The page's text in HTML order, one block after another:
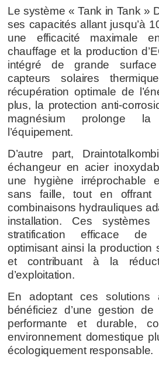
Le système « Tank in Tank »
ses capacités allant jusqu’à
une efficacité maximale
chauffage et la production
intégré de grande
capteurs solaires
récupération optimale de
plus, la protection anti-
magnésium prolonge
l’équipement.
D’autre part,
échangeur en acier
une hygiène irréprochable
sans faille, tout en offrant
combinaisons hydrauliques
installation. Ces systèmes
stratification efficace de
optimisant ainsi la production
et contribuant à la
d’exploitation.
En adoptant ces solutions
bénéficiez d’une gestion de
performante et durable,
environnement domestique
écologiquement responsable.